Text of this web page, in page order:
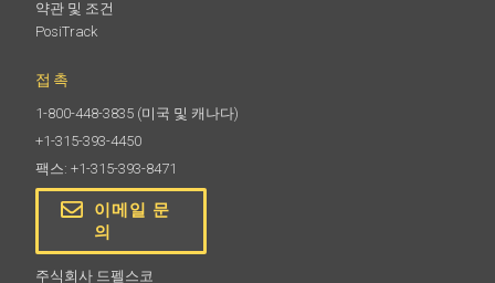
약관 및 조건
PosiTrack
접촉
1-800-448-3835 (미국 및 캐나다)
+1-315-393-4450
팩스: +1-315-393-8471
이메일 문
의
주식회사 드펠스코